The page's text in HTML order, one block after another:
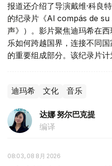
报道还介绍了导演戴维·科良
的纪录片《Al compás de
声》）。影片聚焦迪玛希在
乐如何跨越国界，连接不同
的重要组成部分。该纪录片计
迪玛希 文化 音乐
达娜 努尔巴克提
编译
08:03, 08 8月 2026